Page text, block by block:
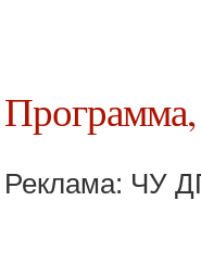
Программа,
Реклама: ЧУ